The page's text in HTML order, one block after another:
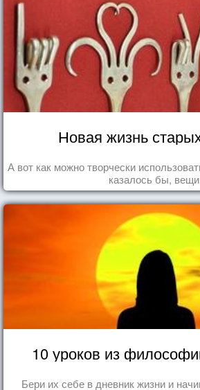
Новая жизнь
А вот как можно творчески
казалось бы,
10 уроков из
Бери их себе в дневник жизни и